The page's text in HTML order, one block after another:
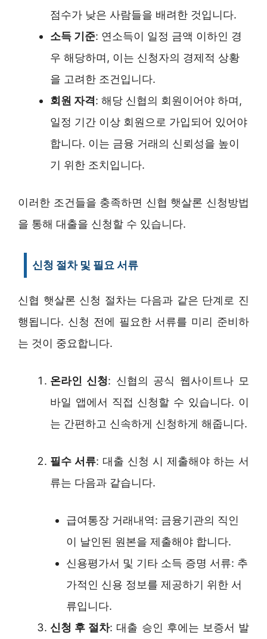
점수가 낮은 사람들을 배려한 것입니다.
소득 기준: 연소득이 일정 금액 이하인 경
우 해당하며, 이는 신청자의 경제적 상황
을 고려한 조건입니다.
회원 자격: 해당 신협의 회원이어야 하며,
일정 기간 이상 회원으로 가입되어 있어야
합니다. 이는 금융 거래의 신뢰성을 높이
기 위한 조치입니다.
이러한 조건들을 충족하면 신협 햇살론 신청방법
을 통해 대출을 신청할 수 있습니다.
신청 절차 및 필요 서류
신협 햇살론 신청 절차는 다음과 같은 단계로 진
행됩니다. 신청 전에 필요한 서류를 미리 준비하
는 것이 중요합니다.
온라인 신청: 신협의 공식 웹사이트나 모
바일 앱에서 직접 신청할 수 있습니다. 이
는 간편하고 신속하게 신청하게 해줍니다.
필수 서류: 대출 신청 시 제출해야 하는 서
류는 다음과 같습니다.
급여통장 거래내역: 금융기관의 직인
이 날인된 원본을 제출해야 합니다.
신용평가서 및 기타 소득 증명 서류: 추
가적인 신용 정보를 제공하기 위한 서
류입니다.
신청 후 절차: 대출 승인 후에는 보증서 발